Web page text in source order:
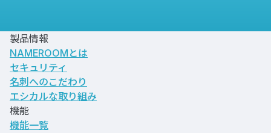
製品情報
NAMEROOMとは
セキュリティ
名刺へのこだわり
エシカルな取り組み
機能
機能一覧